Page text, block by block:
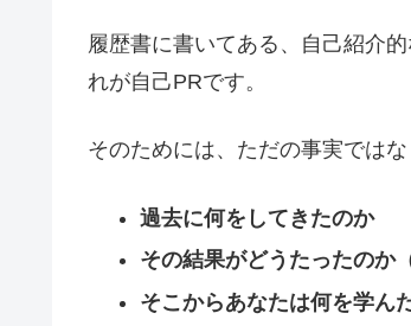
履歴書に書いてある、自己紹介
れが自己PRです。
そのためには、ただの事実では
過去に何をしてきたのか
その結果がどうたったのか
そこからあなたは何を学ん